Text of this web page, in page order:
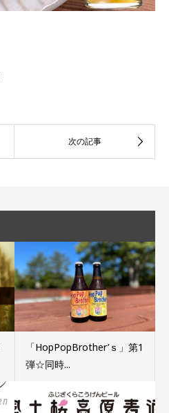
「HopPopBrother’ｓ」第1
弾☆同時...